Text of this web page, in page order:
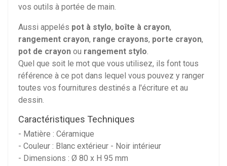
vos outils à portée de main.
Aussi appelés pot à stylo, boîte à crayon,
rangement crayon, range crayons, porte crayon,
pot de crayon ou rangement stylo.
Quel que soit le mot que vous utilisez, ils font tous
référence à ce pot dans lequel vous pouvez y ranger
toutes vos fournitures destinés a l'écriture et au
dessin.
Caractéristiques Techniques
- Matière : Céramique
- Couleur : Blanc extérieur - Noir intérieur
- Dimensions : Ø 80 x H 95 mm